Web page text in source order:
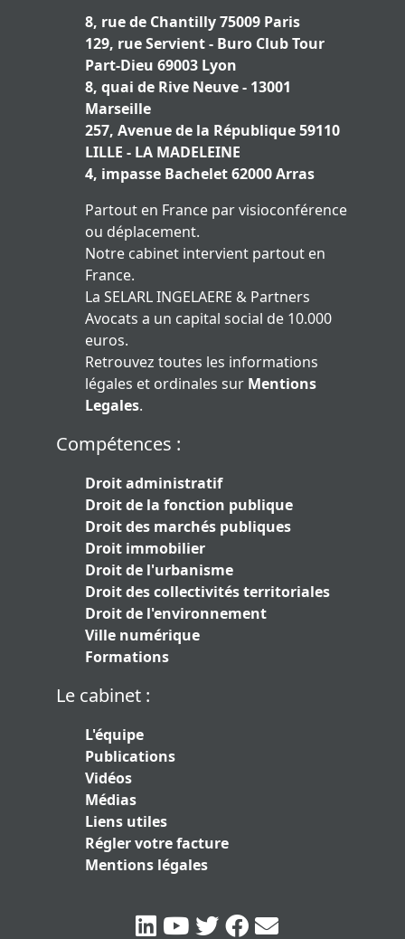
8, rue de Chantilly 75009 Paris
129, rue Servient - Buro Club Tour
Part-Dieu 69003 Lyon
8, quai de Rive Neuve - 13001
Marseille
257, Avenue de la République 59110
LILLE - LA MADELEINE
4, impasse Bachelet 62000 Arras
Partout en France par visioconférence
ou déplacement.
Notre cabinet intervient partout en
France.
La SELARL INGELAERE & Partners
Avocats a un capital social de 10.000
euros.
Retrouvez toutes les informations
légales et ordinales sur Mentions
Legales.
Compétences :
Droit administratif
Droit de la fonction publique
Droit des marchés publiques
Droit immobilier
Droit de l'urbanisme
Droit des collectivités territoriales
Droit de l'environnement
Ville numérique
Formations
Le cabinet :
L'équipe
Publications
Vidéos
Médias
Liens utiles
Régler votre facture
Mentions légales